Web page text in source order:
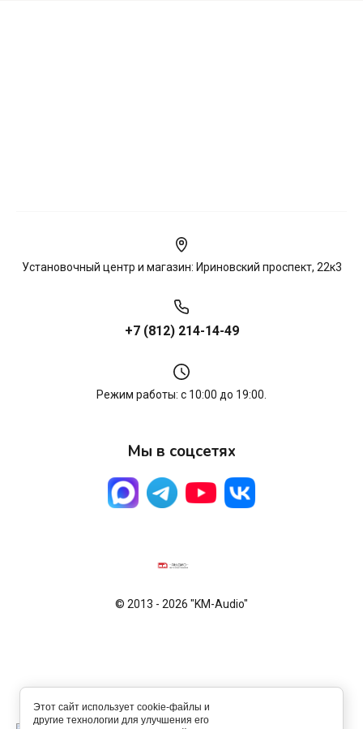
© 2013 - 2026 "KM-Audio"
Установочный центр и магазин: Ириновский проспект, 22к3
+7 (812) 214-14-49
Режим работы: с 10:00 до 19:00.
Мы в соцсетях
Этот сайт использует cookie-файлы и
другие технологии для улучшения его